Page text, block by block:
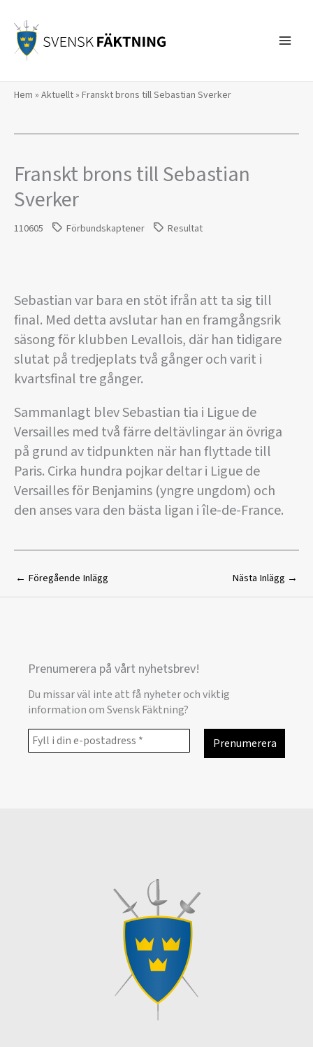
innehåll
Hem » Aktuellt» Franskt brons till Sebastian Sverker
Franskt brons till Sebastian
Sverker
110605 Förbundskaptener Resultat
Sebastian var bara en stöt ifrån att ta sig till
final. Med detta avslutar han en framgångsrik
säsong för klubben Levallois, där han tidigare
slutat på tredjeplats två gånger och varit i
kvartsfinal tre gånger.
Sammanlagt blev Sebastian tia i Ligue de
Versailles med två färre deltävlingar än övriga
på grund av tidpunkten när han flyttade till
Paris. Cirka hundra pojkar deltar i Ligue de
Versailles för Benjamins (yngre ungdom) och
den anses vara den bästa ligan i île-de-France.
← Föregående Inlägg Nästa Inlägg →
Prenumerera på vårt nyhetsbrev!
Du missar väl inte att få nyheter och viktig
information om Svensk Fäktning?